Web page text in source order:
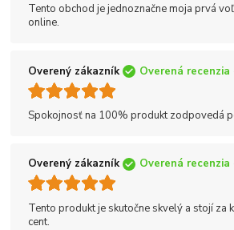
Tento obchod je jednoznačne moja prvá
online.
Overený zákazník Overená recenzia
Spokojnosť na 100% produkt zodpovedá
Overený zákazník Overená recenzia
Tento produkt je skutočne skvelý a stojí za
cent.